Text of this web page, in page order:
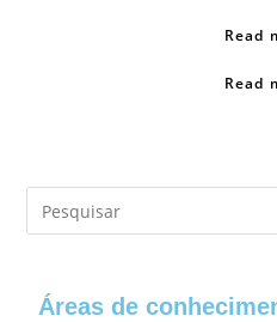
Read
Read
Áreas de